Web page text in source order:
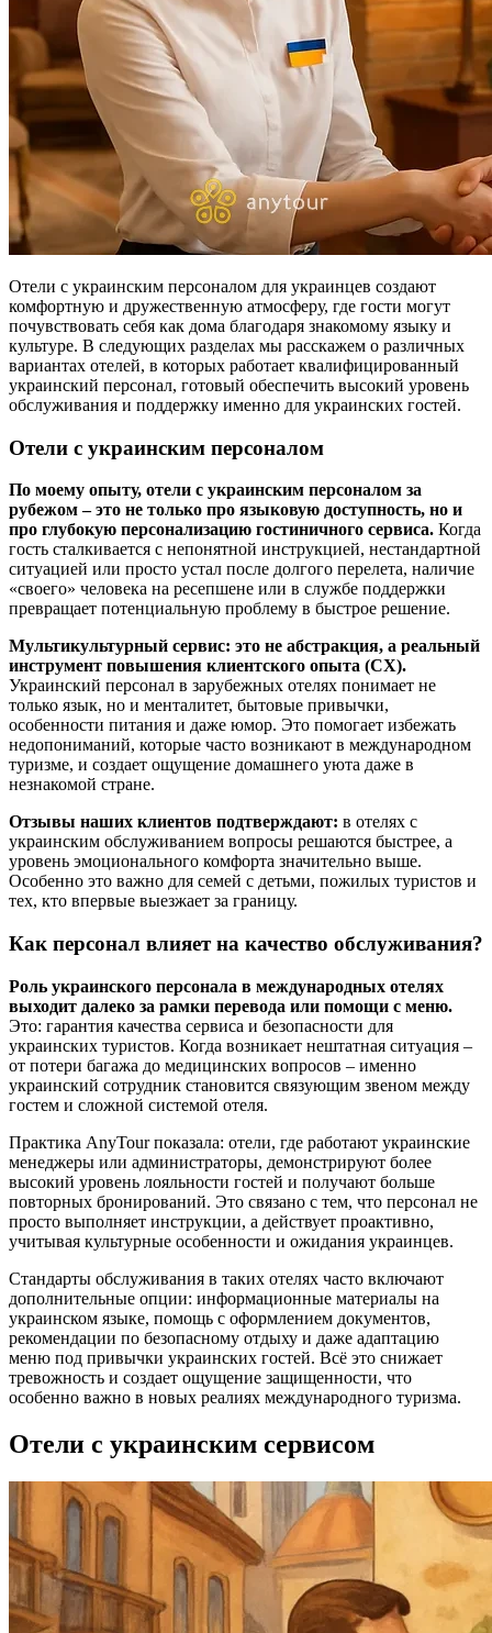
Отели с украинским персоналом для украинцев создают
комфортную и дружественную атмосферу, где гости могут
почувствовать себя как дома благодаря знакомому языку и
культуре. В следующих разделах мы расскажем о различных
вариантах отелей, в которых работает квалифицированный
украинский персонал, готовый обеспечить высокий уровень
обслуживания и поддержку именно для украинских гостей.
Отели с украинским персоналом
По моему опыту, отели с украинским персоналом за
рубежом – это не только про языковую доступность, но и
про глубокую персонализацию гостиничного сервиса. Когда
гость сталкивается с непонятной инструкцией, нестандартной
ситуацией или просто устал после долгого перелета, наличие
«своего» человека на ресепшене или в службе поддержки
превращает потенциальную проблему в быстрое решение.
Мультикультурный сервис: это не абстракция, а реальный
инструмент повышения клиентского опыта (CX).
Украинский персонал в зарубежных отелях понимает не
только язык, но и менталитет, бытовые привычки,
особенности питания и даже юмор. Это помогает избежать
недопониманий, которые часто возникают в международном
туризме, и создает ощущение домашнего уюта даже в
незнакомой стране.
Отзывы наших клиентов подтверждают: в отелях с
украинским обслуживанием вопросы решаются быстрее, а
уровень эмоционального комфорта значительно выше.
Особенно это важно для семей с детьми, пожилых туристов и
тех, кто впервые выезжает за границу.
Как персонал влияет на качество обслуживания?
Роль украинского персонала в международных отелях
выходит далеко за рамки перевода или помощи с меню.
Это: гарантия качества сервиса и безопасности для
украинских туристов. Когда возникает нештатная ситуация –
от потери багажа до медицинских вопросов – именно
украинский сотрудник становится связующим звеном между
гостем и сложной системой отеля.
Практика AnyTour показала: отели, где работают украинские
менеджеры или администраторы, демонстрируют более
высокий уровень лояльности гостей и получают больше
повторных бронирований. Это связано с тем, что персонал не
просто выполняет инструкции, а действует проактивно,
учитывая культурные особенности и ожидания украинцев.
Стандарты обслуживания в таких отелях часто включают
дополнительные опции: информационные материалы на
украинском языке, помощь с оформлением документов,
рекомендации по безопасному отдыху и даже адаптацию
меню под привычки украинских гостей. Всё это снижает
тревожность и создает ощущение защищенности, что
особенно важно в новых реалиях международного туризма.
Отели с украинским сервисом